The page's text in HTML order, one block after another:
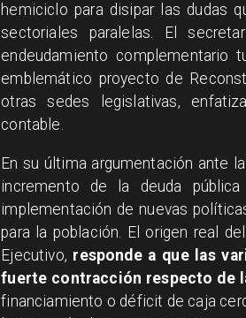
hemiciclo para disipar las dudas
sectoriales paralelas. El
endeudamiento complementario
emblemático proyecto de
otras sedes legislativas,
contable.
En su última argumentación ante
incremento de la deuda
implementación de nuevas
para la población. El origen real
Ejecutivo, responde a que las
fuerte contracción respecto de
financiamiento o déficit de caja